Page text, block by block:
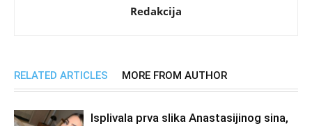
Redakcija
RELATED ARTICLES MORE FROM AUTHOR
Isplivala prva slika Anastasijinog sina,